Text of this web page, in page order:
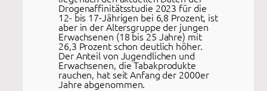
Drogenaffinitätsstudie 2023 für die
12- bis 17-Jährigen bei 6,8 Prozent, ist
aber in der Altersgruppe der jungen
Erwachsenen (18 bis 25 Jahre) mit
26,3 Prozent schon deutlich höher.
Der Anteil von Jugendlichen und
Erwachsenen, die Tabakprodukte
rauchen, hat seit Anfang der 2000er
Jahre abgenommen.